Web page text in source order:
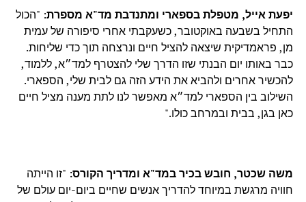
יפעת אייל, מטפלת בספארי ומתנדבת מד"א מספרת: "הכול
התחיל בשבעה באוקטובר, כשעקבתי אחרי סיפורה של עמית
מן, פראמדיקית שיצאה להציל חיים ונרצחה תוך כדי שליחות.
כבר באותו יום הבנתי שזו הדרך שלי להצטרף למד״א, ללמוד,
להכשיר אחרים ולהביא את הידע הזה גם לבית שלי, הספארי.
השילוב בין הספארי למד״א מאפשר לנו לתת מענה מציל חיים
כאן בגן, בבית ובמרחב כולו."
משה שכטר, חובש בכיר במד"א ומדריך הקורס: "זו הייתה
חוויה מרגשת במיוחד להדריך אנשים שחיים ביום-יום עולם של